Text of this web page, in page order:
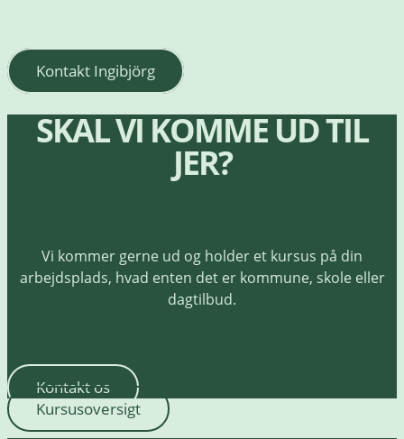
Kontakt Ingibjörg
SKAL VI KOMME UD TIL
JER?
Vi kommer gerne ud og holder et kursus på din
arbejdsplads, hvad enten det er kommune, skole eller
dagtilbud.
Kontakt os
Kursusoversigt